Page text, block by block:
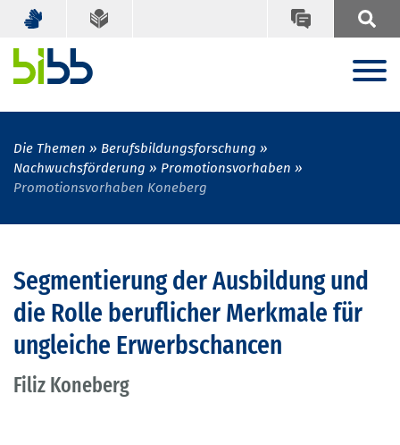
Die Themen
Berufsbildungsforschung
Nachwuchsförderung
Promotionsvorhaben
Promotionsvorhaben Koneberg
Segmentierung der Ausbildung und
die Rolle beruflicher Merkmale für
ungleiche Erwerbschancen
Filiz Koneberg